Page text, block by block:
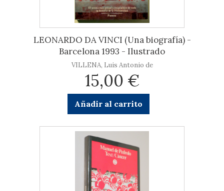
LEONARDO DA VINCI (Una biografía) -
Barcelona 1993 - Ilustrado
VILLENA, Luis Antonio de
15,00 €
Añadir al carrito